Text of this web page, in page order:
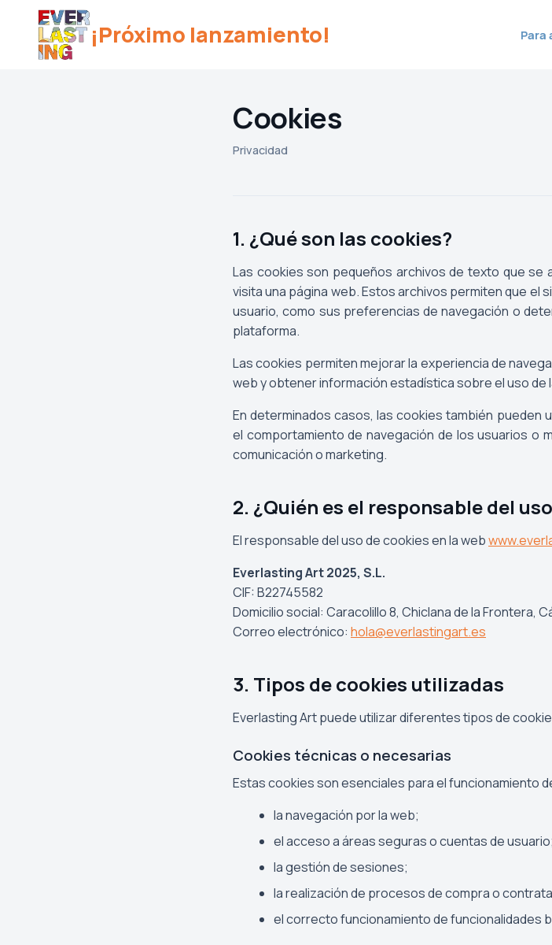
¡Próximo lanzamiento! Para
Cookies
Privacidad
1. ¿Qué son las cookies?
Las cookies son pequeños archivos de texto que se
visita una página web. Estos archivos permiten que el
usuario, como sus preferencias de navegación o
plataforma.
Las cookies permiten mejorar la experiencia de
web y obtener información estadística sobre el uso de
En determinados casos, las cookies también pueden
el comportamiento de navegación de los usuarios o
comunicación o marketing.
2. ¿Quién es el responsable del
El responsable del uso de cookies en la web
Everlasting Art 2025, S.L.
CIF: B22745582
Domicilio social: Caracolillo 8, Chiclana de la Frontera,
Correo electrónico: hola@everlastingart.es
3. Tipos de cookies utilizadas
Everlasting Art puede utilizar diferentes tipos de
Cookies técnicas o necesarias
Estas cookies son esenciales para el funcionamiento
la navegación por la web;
el acceso a áreas seguras o cuentas de usuario;
la gestión de sesiones;
la realización de procesos de compra o
el correcto funcionamiento de funcionalidades